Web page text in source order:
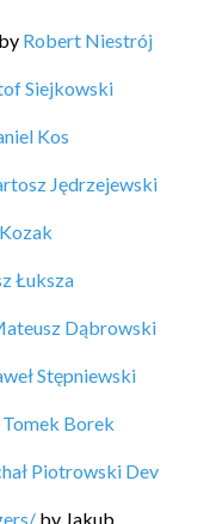
by Robert Niestrój
Siejkowski
Kos
Jędrzejewski
Łuksza
Dąbrowski
Stępniewski
Tomek Borek
Piotrowski Dev
by Jakub